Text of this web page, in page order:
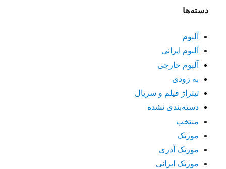
دسته‌ها
آلبوم
آلبوم ایرانی
آلبوم خارجی
به زودی
تیتراژ فیلم و سریال
دسته‌بندی نشده
منتخب
موزیک
موزیک آذری
موزیک ایرانی